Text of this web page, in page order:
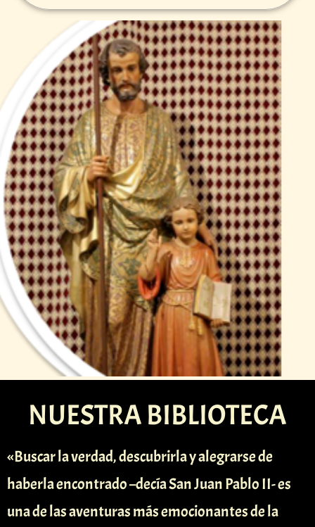
NUESTRA BIBLIOTECA
«Buscar la verdad, descubrirla y alegrarse de
haberla encontrado –decía San Juan Pablo II- es
una de las aventuras más emocionantes de la